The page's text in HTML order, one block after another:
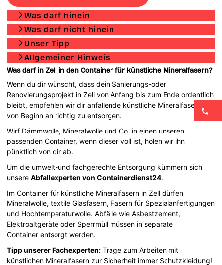
Was darf hinein
Was darf nicht hinein
Unser Tipp
Allgemeiner Hinweis
Was darf in Zell in den Container für künstliche Mineralfasern?
Wenn du dir wünscht, dass dein Sanierungs-oder
Renovierungsprojekt in Zell von Anfang bis zum Ende ordentlich
bleibt, empfehlen wir dir anfallende künstliche Mineralfasern
von Beginn an richtig zu entsorgen.
Wirf Dämmwolle, Mineralwolle und Co. in einen unseren
passenden Container, wenn dieser voll ist, holen wir ihn
pünktlich von dir ab.
Um die umwelt-und fachgerechte Entsorgung kümmern sich
unsereAbfallexperten von Containerdienst24.
Im Container für künstliche Mineralfasern in Zell dürfen
Mineralwolle, textile Glasfasern, Fasern für Spezialanfertigungen
und Hochtemperaturwolle. Abfälle wie Asbestzement,
Elektroaltgeräte oder Sperrmüll müssen in separate
Container entsorgt werden.
Tipp unserer Fachexperten: Trage zum Arbeiten mit
künstlichen Mineralfasern zur Sicherheit immer Schutzkleidung!